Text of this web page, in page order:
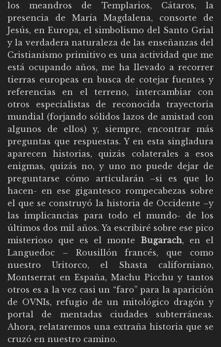
los meandros de Templarios, Cátaros, la
presencia de María Magdalena, consorte de
Jesús, en Europa, el simbolismo del Santo Grial
y la verdadera naturaleza de las enseñanzas del
Cristianismo primitivo es una actividad que me
está ocupando años, me ha llevado a recorrer
tierras europeas en busca de cotejar fuentes y
referencias en el terreno, intercambiar con
otros especialistas de reconocida trayectoria
mundial (forjando sólidos lazos de amistad con
algunos de ellos) y, siempre, encontrar más
preguntas que respuestas. Y en esta singladura
aparecen historias, quizás colaterales a esos
enigmas, quizás no, y uno no puede dejar de
preguntarse cómo articularán –si es que lo
hacen- en ese gigantesco rompecabezas sobre
el que se construyó la historia de Occidente –y
las implicancias para todo el mundo- de los
últimos dos mil años. Ya escribiré sobre ese pico
misterioso que es el monte Bugarach, en el
Languedoc – Rousillón francés, que como
nuestro Uritorco, el Shasta californiano,
Montserrat en España, Machu Picchu y tantos
otros es a la vez casi un “faro” para la aparición
de OVNIs, refugio de un mitológico dragón y
portal de mentadas ciudades subterráneas.
Ahora, relataremos una extraña historia que se
cruzó en nuestro camino.